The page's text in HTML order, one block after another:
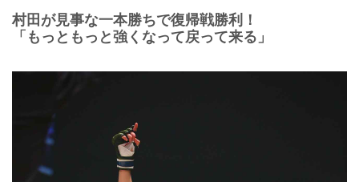
村田が見事な一本勝ちで復帰戦勝利！
「もっともっと強くなって戻って来る」